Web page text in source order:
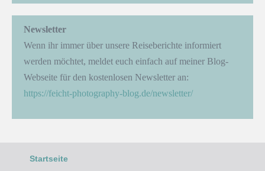
Newsletter
Wenn ihr immer über unsere Reiseberichte informiert
werden möchtet, meldet euch einfach auf meiner Blog-
Webseite für den kostenlosen Newsletter an:
https://feicht-photography-blog.de/newsletter/
Startseite